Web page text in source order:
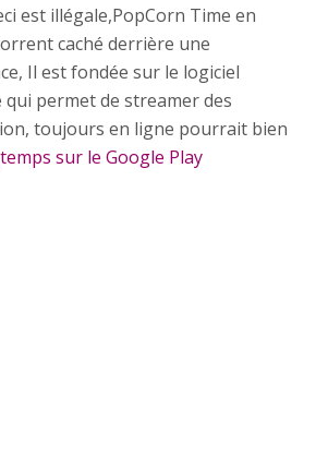
est illégale,PopCorn Time en
caché derrière une
Il est fondée sur le logiciel
permet de streamer des
toujours en ligne pourrait bien
sur le Google Play